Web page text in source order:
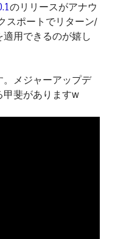
のリリースがアナウ
スポートでリターン/
用できるのが嬉し
。メジャーアップデ
甲斐がありますw